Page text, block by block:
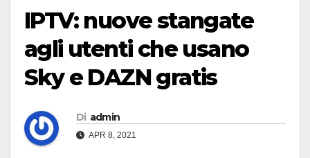
IPTV: nuove stangate
agli utenti che usano
Sky e DAZN gratis
Di admin
APR 8, 2021